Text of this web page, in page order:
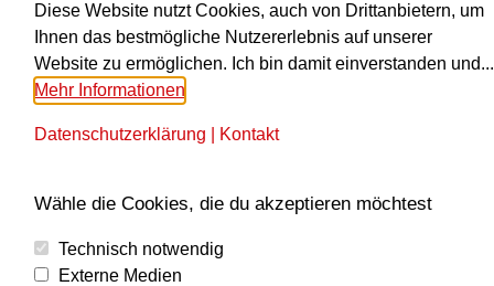
KONTAKT
Obmann Paul Traxler
+43 664 6183919
Finde uns auf:
Seite
wird
in
MUSIKALISCHE LEITUNG
Alexander Reisinger
M: +43 664 5243253
Diese Website nutzt Cookies, auch von Drittanbietern, um
Ihnen das bestmögliche Nutzererlebnis auf unserer
Website zu ermöglichen. Ich bin damit einverstanden und...
Mehr Informationen
Datenschutzerklärung Kontakt
Wähle die Cookies, die du akzeptieren möchtest
Technisch notwendig
Externe Medien